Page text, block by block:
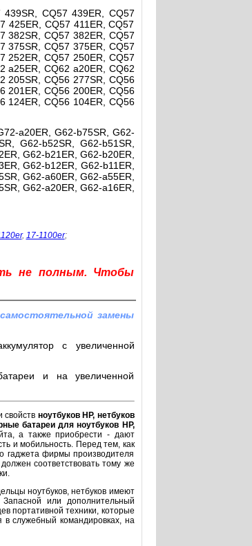
CQ57 439ER, CQ57
425ER, CQ57 411ER, CQ57
382SR, CQ57 382ER, CQ57
375SR, CQ57 375ER, CQ57
252ER, CQ57 250ER, CQ57
a25ER, CQ62 a20ER, CQ62
205SR, CQ56 277SR, CQ56
201ER, CQ56 200ER, CQ56
124ER, CQ56 104ER, CQ56
a20ER, G62-b75SR, G62-
G62-b52SR, G62-b51SR,
G62-b21ER, G62-b20ER,
G62-b12ER, G62-b11ER,
G62-a60ER, G62-a55ER,
G62-a20ER, G62-a16ER,
, 17-1100er;
не полным. Чтобы
замены
с увеличенной
и на увеличенной
свойств ноутбуков HP, нетбуков
батареи для ноутбуков HP,
а также приобрести - дают
и мобильность. Перед тем, как
гаджета фирмы производителя
соответствовать тому же
ноутбуков, нетбуков имеют
или дополнительный
портативной техники, которые
в служебный командировках, на